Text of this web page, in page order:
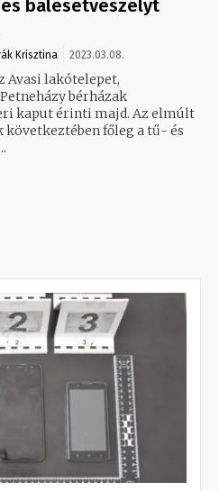
balesetveszélyt
Krisztina 2023.03.08.
Avasi lakótelepet,
bérházak
érinti majd. Az elmúlt
következtében főleg a tű- és